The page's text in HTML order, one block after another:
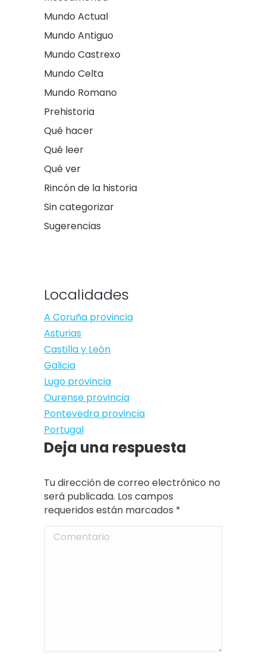
Mundo Actual
Mundo Antiguo
Mundo Castrexo
Mundo Celta
Mundo Romano
Prehistoria
Qué hacer
Qué leer
Qué ver
Rincón de la historia
Sin categorizar
Sugerencias
Localidades
A Coruña provincia
Asturias
Castilla y León
Galicia
Lugo provincia
Ourense provincia
Pontevedra provincia
Portugal
Deja una respuesta
Tu dirección de correo electrónico no
será publicada. Los campos
requeridos están marcados *
Comentario